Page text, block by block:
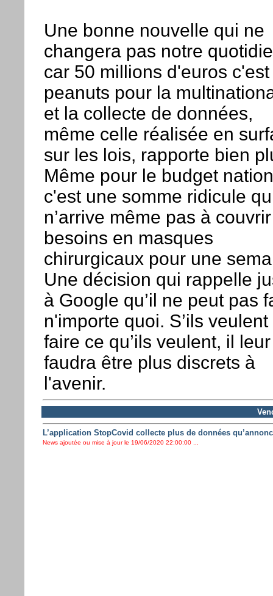
Une bonne nouvelle qui ne
changera pas notre
car 50 millions d'euros c'est
peanuts pour la
et la collecte de données,
même celle réalisée en
sur les lois, rapporte bien
Même pour le budget
c'est une somme ridicule
n’arrive même pas à
besoins en masques
chirurgicaux pour une
Une décision qui rappelle
à Google qu’il ne peut pas
n'importe quoi. S’ils veulent
faire ce qu’ils veulent, il leur
faudra être plus discrets à
l'avenir.
L’application StopCovid collecte plus de données
News ajoutée ou mise à jour le 19/06/2020 22:00:00 ...